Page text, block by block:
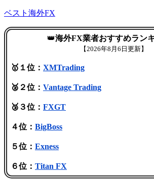
ベスト海外FX
👑海外FX業者おすすめラン
【2026年8月6日更新】
🥇１位： XMTrading
🥈２位： Vantage Trading
🥉３位： FXGT
４位： BigBoss
５位： Exness
６位： Titan FX